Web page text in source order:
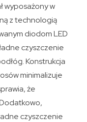
wyposażony w
z technologią
diodom LED
czyszczenie
Konstrukcja
minimalizuje
że
czyszczenie